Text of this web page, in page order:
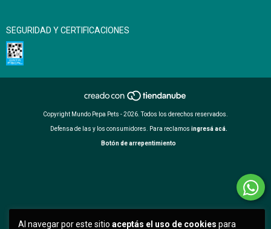
Al navegar por este sitio aceptás el uso de cookies para
SEGURIDAD Y CERTIFICACIONES
Copyright Mundo Pepa Pets - 2026. Todos los derechos reservados.
Defensa de las y los consumidores. Para reclamos ingresá acá.
Botón de arrepentimiento